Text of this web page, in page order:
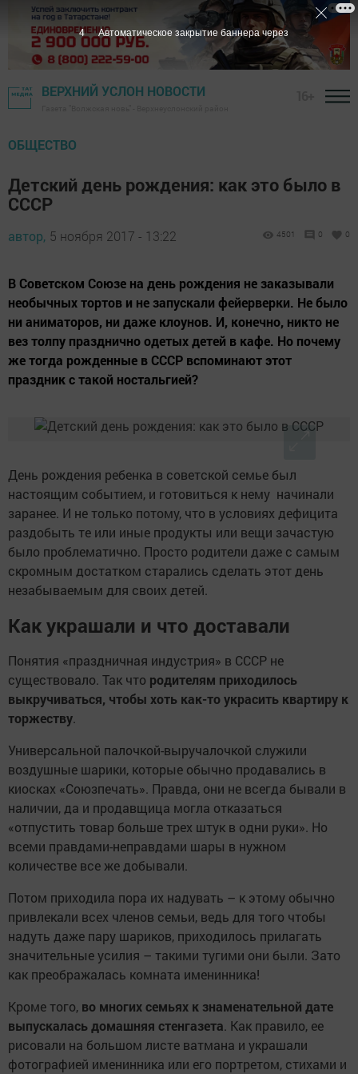
ВЕРХНИЙ УСЛОН НОВОСТИ
ОБЩЕСТВО
Детский день рождения: как это было в
СССР
автор, 5 ноября 2017 - 13:22 4501 0 0
В Советском Союзе на день рождения не заказывали
необычных тортов и не запускали фейерверки. Не было
ни аниматоров, ни даже клоунов. И, конечно, никто не
вез толпу празднично одетых детей в кафе. Но почему
же тогда рожденные в СССР вспоминают этот
праздник с такой ностальгией?
День рождения ребенка в советской семье был
настоящим событием, и готовиться к нему начинали
заранее. И не только потому, что в условиях дефицита
раздобыть те или иные продукты или вещи зачастую
было проблематично. Просто родители даже с самым
скромным достатком старались сделать этот день
незабываемым для своих детей.
Как украшали и что доставали
Понятия «праздничная индустрия» в СССР не
существовало. Так что родителям приходилось
выкручиваться, чтобы хоть как-то украсить квартиру к
торжеству.
Универсальной палочкой-выручалочкой служили
воздушные шарики, которые обычно продавались в
киосках «Союзпечать». Правда, они не всегда бывали в
наличии, да и продавщица могла отказаться
«отпустить товар больше трех штук в одни руки». Но
всеми правдами-неправдами шары в нужном
количестве все же добывали.
Потом приходила пора их надувать – к этому обычно
привлекали всех членов семьи, ведь для того чтобы
надуть даже пару шариков, приходилось прилагать
значительные усилия – такими тугими они были. Зато
как преображалась комната именинника!
Кроме того, во многих семьях к знаменательной дате
выпускалась домашняя стенгазета. Как правило, ее
рисовали на большом листе ватмана и украшали
фотографией именинника или его портретом, стихами и
3 Автоматическое закрытие баннера через